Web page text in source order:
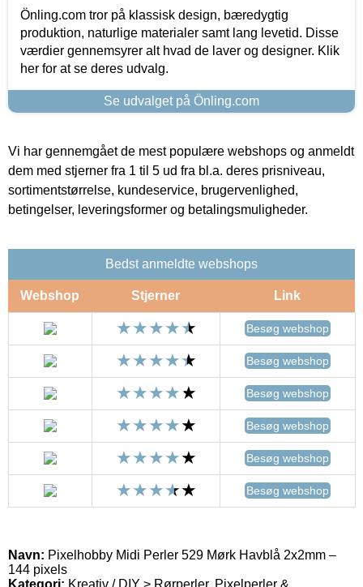
Önling.com tror på klassisk design, bæredygtig
produktion, naturlige materialer samt lang levetid. Disse
værdier gennemsyrer alt hvad de laver og designer. Klik
her for at se deres udvalg.
Se udvalget på Önling.com
Vi har gennemgået de mest populære webshops og anmeldt
dem med stjerner fra 1 til 5 ud fra bl.a. deres prisniveau,
sortimentstørrelse, kundeservice, brugervenlighed,
betingelser, leveringsformer og betalingsmuligheder.
Bedst anmeldte webshops
Webshop Stjerner Link
Besøg webshop
Besøg webshop
Besøg webshop
Besøg webshop
Besøg webshop
Besøg webshop
Navn: Pixelhobby Midi Perler 529 Mørk Havblå 2x2mm –
144 pixels
Kategori: Kreativ / DIY > Rørperler, Pixelperler &